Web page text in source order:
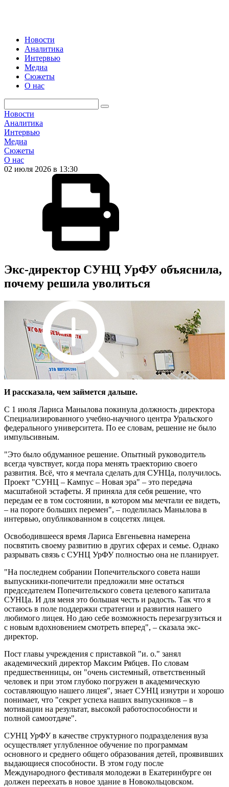
Новости
Аналитика
Интервью
Медиа
Сюжеты
О нас
Новости
Аналитика
Интервью
Медиа
Сюжеты
О нас
02 июля 2026 в 13:30
Экс-директор СУНЦ УрФУ объяснила,
почему решила уволиться
И рассказала, чем займется дальше.
С 1 июля Лариса Манылова покинула должность директора
Специализированного учебно-научного центра Уральского
федерального университета. По ее словам, решение не было
импульсивным.
"Это было обдуманное решение. Опытный руководитель
всегда чувствует, когда пора менять траекторию своего
развития. Всё, что я мечтала сделать для СУНЦа, получилось.
Проект "СУНЦ – Кампус – Новая эра" – это передача
масштабной эстафеты. Я приняла для себя решение, что
передам ее в том состоянии, в котором мы мечтали ее видеть,
– на пороге больших перемен", – поделилась Манылова в
интервью, опубликованном в соцсетях лицея.
Освободившееся время Лариса Евгеньевна намерена
посвятить своему развитию в других сферах и семье. Однако
разрывать связь с СУНЦ УрФУ полностью она не планирует.
"На последнем собрании Попечительского совета наши
выпускники-попечители предложили мне остаться
председателем Попечительского совета целевого капитала
СУНЦа. И для меня это большая честь и радость. Так что я
остаюсь в поле поддержки стратегии и развития нашего
любимого лицея. Но даю себе возможность перезагрузиться и
с новым вдохновением смотреть вперед", – сказала экс-
директор.
Пост главы учреждения с приставкой "и. о." занял
академический директор Максим Рябцев. По словам
предшественницы, он "очень системный, ответственный
человек и при этом глубоко погружен в академическую
составляющую нашего лицея", знает СУНЦ изнутри и хорошо
понимает, что "секрет успеха наших выпускников – в
мотивации на результат, высокой работоспособности и
полной самоотдаче".
СУНЦ УрФУ в качестве структурного подразделения вуза
осуществляет углубленное обучение по программам
основного и среднего общего образования детей, проявивших
выдающиеся способности. В этом году после
Международного фестиваля молодежи в Екатеринбурге он
должен переехать в новое здание в Новокольцовском.